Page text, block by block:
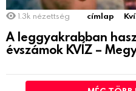
1.3k nézettség címlap
A leggyakrabban
évszámok KVÍZ –